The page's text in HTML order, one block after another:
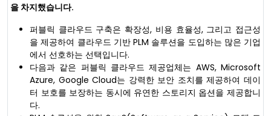
을 차지했습니다.
퍼블릭 클라우드 구축은 확장성, 비용 효율성, 그리고 접근성
을 제공하여 클라우드 기반 PLM 솔루션을 도입하는 많은 기업
에서 선호하는 선택입니다.
다음과 같은 퍼블릭 클라우드 제공업체는 AWS, Microsoft
Azure, Google Cloud는 강력한 보안 조치를 제공하여 데이
터 보호를 보장하는 동시에 유연한 스토리지 옵션을 제공합니
다.